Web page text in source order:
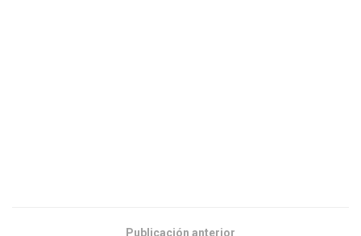
Publicación anterior